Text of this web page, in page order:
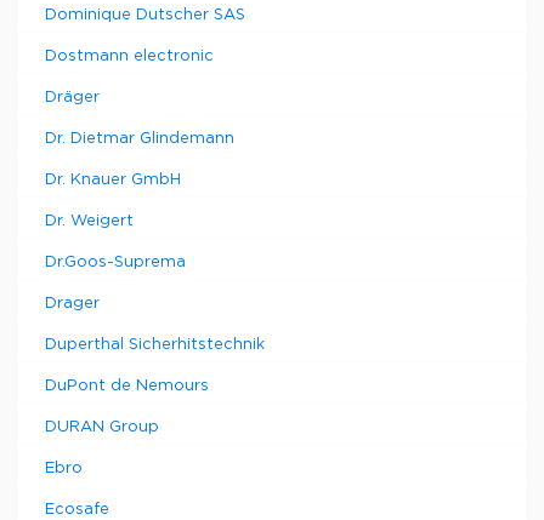
Dominique Dutscher SAS
Dostmann electronic
Dräger
Dr. Dietmar Glindemann
Dr. Knauer GmbH
Dr. Weigert
Dr.Goos-Suprema
Drager
Duperthal Sicherhitstechnik
DuPont de Nemours
DURAN Group
Ebro
Ecosafe